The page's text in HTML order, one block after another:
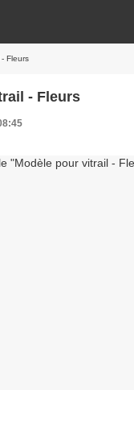
Fleurs
- Fleurs